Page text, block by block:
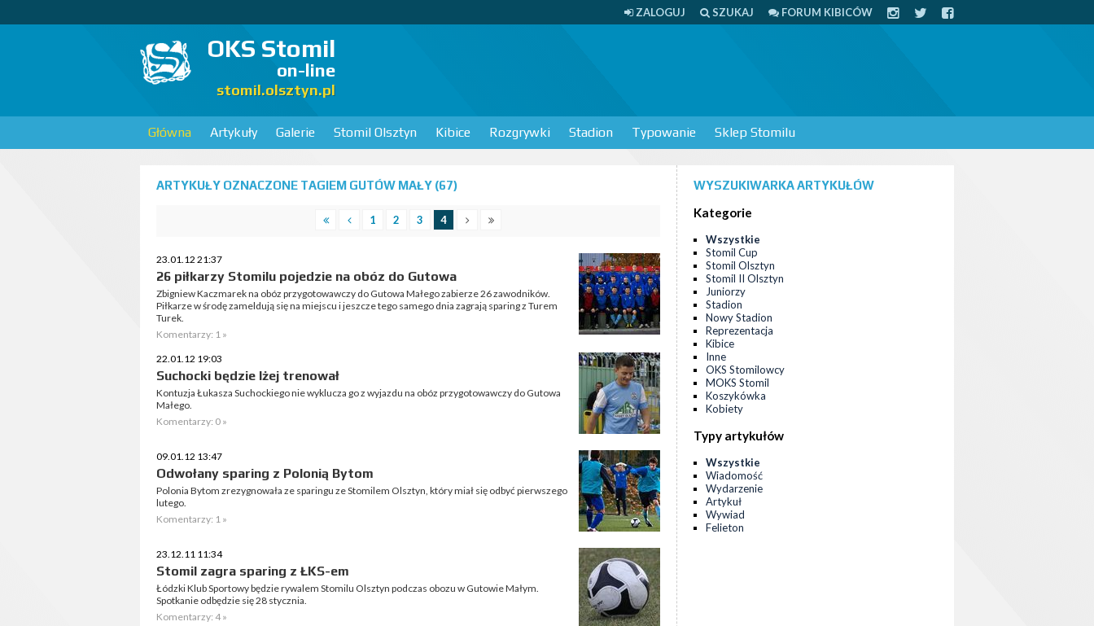
ZALOGUJ SZUKAJ FORUM KIBICÓW
OKS Stomil
on-line
stomil.olsztyn.pl
Główna Artykuły Galerie Stomil Olsztyn Kibice Rozgrywki Stadion Typowanie Sklep Stomilu
ARTYKUŁY OZNACZONE TAGIEM GUTÓW MAŁY (67)
1 2 3 4
23.01.12 21:37
26 piłkarzy Stomilu pojedzie na obóz do Gutowa
Zbigniew Kaczmarek na obóz przygotowawczy do Gutowa Małego zabierze 26 zawodników.
Piłkarze w środę zameldują się na miejscu i jeszcze tego samego dnia zagrają sparing z Turem
Turek.
Komentarzy: 1 »
22.01.12 19:03
Suchocki będzie lżej trenował
Kontuzja Łukasza Suchockiego nie wyklucza go z wyjazdu na obóz przygotowawczy do Gutowa
Małego.
Komentarzy: 0 »
09.01.12 13:47
Odwołany sparing z Polonią Bytom
Polonia Bytom zrezygnowała ze sparingu ze Stomilem Olsztyn, który miał się odbyć pierwszego
lutego.
Komentarzy: 1 »
23.12.11 11:34
Stomil zagra sparing z ŁKS-em
Łódzki Klub Sportowy będzie rywalem Stomilu Olsztyn podczas obozu w Gutowie Małym.
Spotkanie odbędzie się 28 stycznia.
Komentarzy: 4 »
WYSZUKIWARKA ARTYKUŁÓW
Kategorie
Wszystkie
Stomil Cup
Stomil Olsztyn
Stomil II Olsztyn
Juniorzy
Stadion
Nowy Stadion
Reprezentacja
Kibice
Inne
OKS Stomilowcy
MOKS Stomil
Koszykówka
Kobiety
Typy artykułów
Wszystkie
Wiadomość
Wydarzenie
Artykuł
Wywiad
Felieton